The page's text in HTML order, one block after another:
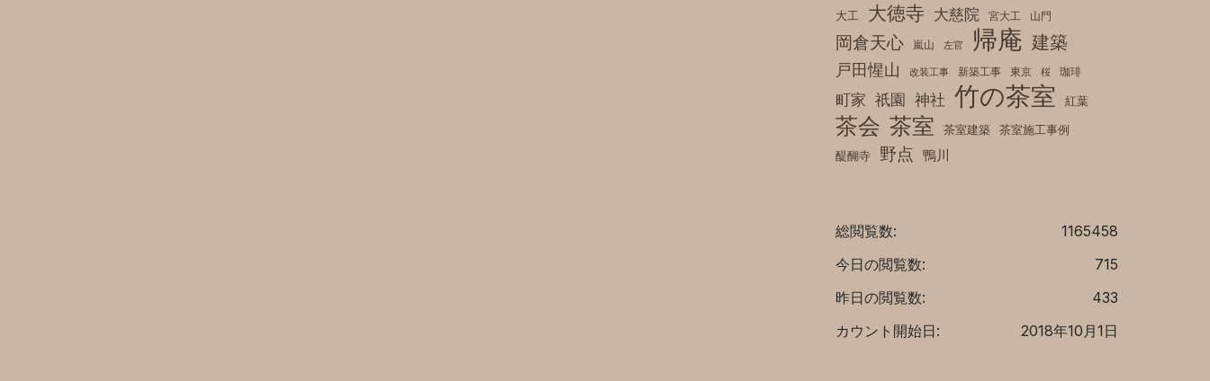
大工
大徳寺 大慈院 宮大工 山門
岡倉天心 嵐山 左官 帰庵 建築
戸田惺山 改装工事 新築工事 東京 桜 珈琲
町家 祇園 神社 竹の茶室 紅葉
茶会 茶室 茶室建築
茶室施工事例
醍醐寺
野点 鴨川
1165458
総閲覧数:
715
今日の閲覧数:
433
昨日の閲覧数:
2018年10月1日
カウント開始日: